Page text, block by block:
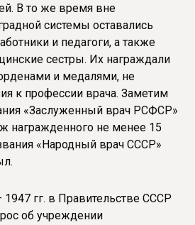
В то же время вне
системы оставались
и педагоги, а также
сестры. Их награждали
и медалями, не
к профессии врача. Заметим
«Заслуженный врач РСФСР»
награжденного не менее 15
«Народный врач СССР»
гг. в Правительстве СССР
об учреждении